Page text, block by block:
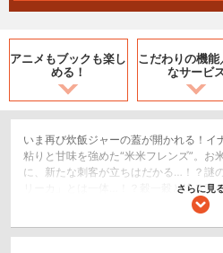
アニメもブックも楽し
める！
こだわりの機能
なサービ
いま再び炊飯ジャーの蓋が開かれる！イ
粘りと甘味を強めた“米米フレンズ”。お
に、新たな刺客が立ちはだかる…！？謎
リーカ」とは一体…！？穀一穀と迫る魔
は・・・！？本作も1部はステージ、2
さらに見